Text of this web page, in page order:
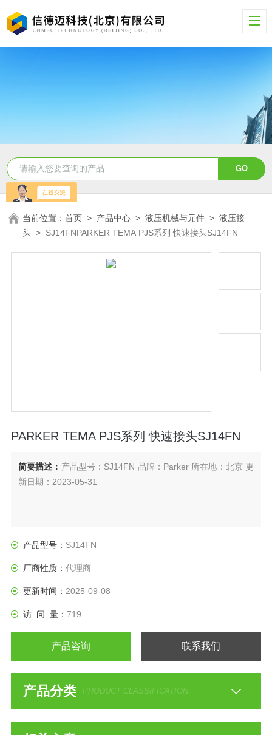
当前位置：首页 > 产品中心 >液压机械与元件 >液压接
头 > SJ14FNPARKER TEMA PJS系列 快速接头SJ14FN
PARKER TEMA PJS系列 快速接头SJ14FN
简要描述： 产品型号：SJ14FN 品牌：Parker 所在地：北京 更
新日期：2023-05-31
产品型号： SJ14FN
厂商性质： 代理商
更新时间： 2025-09-08
访 问 量： 719
产品咨询 联系我们
产品分类 PRODUCT CLASSIFICATION